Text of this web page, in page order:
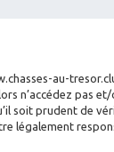
au-
n’accédez pas et/
soit prudent de
légalement